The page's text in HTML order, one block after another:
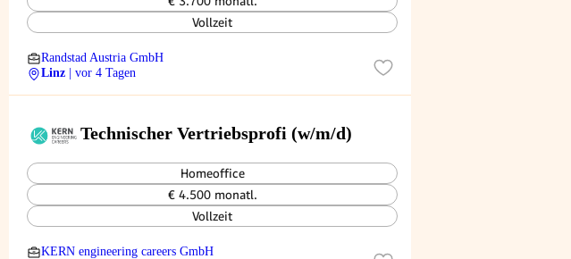
Vollzeit
Randstad Austria GmbH
Linz
| vor 4 Tagen
Technischer Vertriebsprofi (w/m/d)
Homeoffice
€ 4.500 monatl.
Vollzeit
KERN engineering careers GmbH